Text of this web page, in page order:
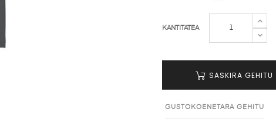
KANTITATEA
SASKIRA GEHITU
GUSTOKOENETARA GEHITU